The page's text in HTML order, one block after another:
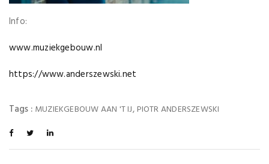
Info:
www.muziekgebouw.nl
https://www.anderszewski.net
Tags : MUZIEKGEBOUW AAN 'T IJ, PIOTR ANDERSZEWSKI